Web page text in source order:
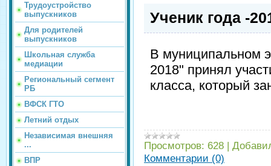
Трудоустройство
выпускников
Для родителей
выпускников
Школьная служба
медиации
Региональный сегмент
РБ
ВФСК ГТО
Летний отдых
Независимая внешняя
...
ВПР
Ученик года -
В муниципальном
2018" принял
класса, который
Просмотров: 628 |
Комментарии (0)